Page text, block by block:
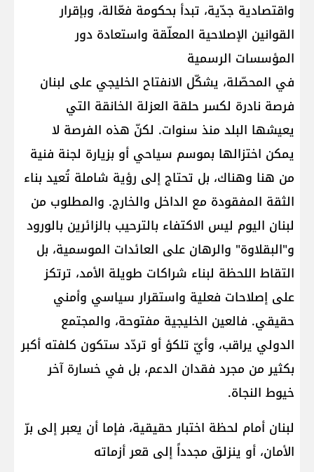
واقتصادية جدّية، تبدأ بحكومة فعّالة، وبإقرار
القوانين الإصلاحية المعلّقة واستعادة دور
المؤسسات الرسمية
في المحصّلة، يشكّل الانفتاح الخليجي على لبنان
فرصة نادرة لكسر حلقة العزلة الخانقة التي
يعيشها البلد منذ سنوات. لكنّ هذه الفرصة لا
يمكن اختزالها بموسم سياحي أو بزيارة لجنة فنية
من هنا وهناك، بل تحتاج إلى رؤية شاملة تُعيد بناء
الثقة المفقودة مع الداخل والخارج. والمطلوب من
لبنان اليوم ليس الاكتفاء بالترحيب بالزائرين بالورود
و"البقلاوة" والرهان على العائدات الموسمية، بل
التقاط اللحظة لبناء شراكات طويلة الأمد، ترتكز
على إصلاحات فعلية واستقرار سياسي وأمني
حقيقي. فالعين الخليجية مفتوحة، والمجتمع
الدولي يراقب، وأيّ تلكؤ أو تردّد ستكون كلفته أكبر
بكثير من مجرد فقدان الدعم، بل في خسارة آخر
خيوط النجاة.
لبنان أمام لحظة اختبار حقيقية، فإما أن يعبر إلى برّ
الأمان، أو ينزلق مجدداً إلى قعر أزماته